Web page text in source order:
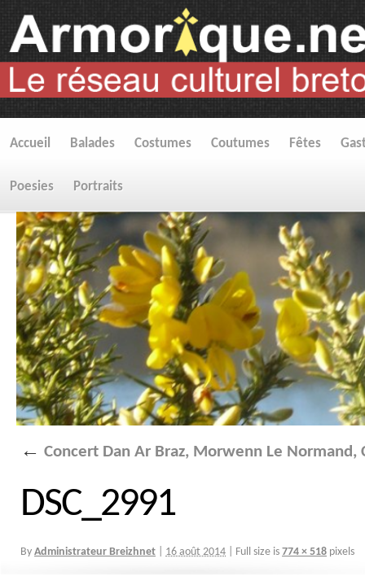
Accueil Balades Costumes Coutumes Fêtes
Poesies Portraits
← Concert Dan Ar Braz, Morwenn Le Normand,
DSC_2991
By Administrateur Breizhnet 16 août 2014 Full size is 774 × 518 pixels